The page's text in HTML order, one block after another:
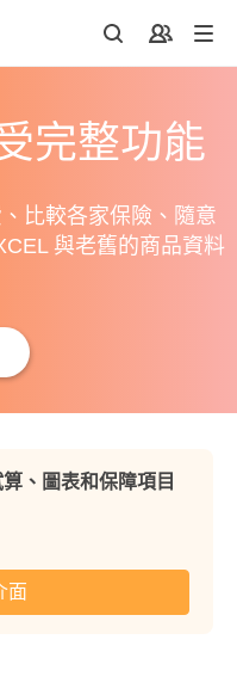
完整功能
比較各家保險、隨意
與老舊的商品資料
、圖表和保障項目
面